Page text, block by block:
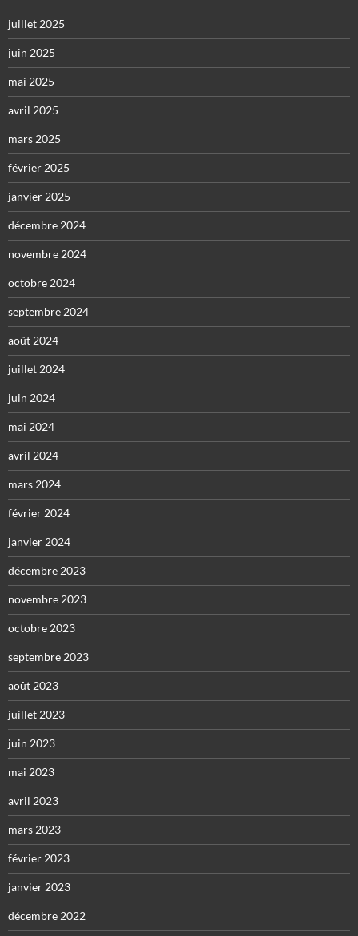
juillet 2025
juin 2025
mai 2025
avril 2025
mars 2025
février 2025
janvier 2025
décembre 2024
novembre 2024
octobre 2024
septembre 2024
août 2024
juillet 2024
juin 2024
mai 2024
avril 2024
mars 2024
février 2024
janvier 2024
décembre 2023
novembre 2023
octobre 2023
septembre 2023
août 2023
juillet 2023
juin 2023
mai 2023
avril 2023
mars 2023
février 2023
janvier 2023
décembre 2022